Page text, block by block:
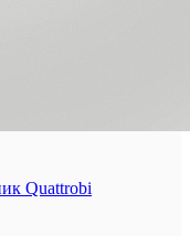
Quattrobi